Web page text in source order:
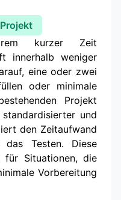
kurzer Zeit
innerhalb weniger
eine oder zwei
oder minimale
Projekt
und
den Zeitaufwand
Testen. Diese
für Situationen, die
Vorbereitung